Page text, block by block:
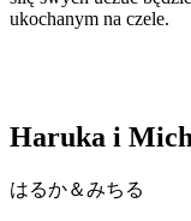
ukochanym na czele.
Haruka i
はるか＆みちる